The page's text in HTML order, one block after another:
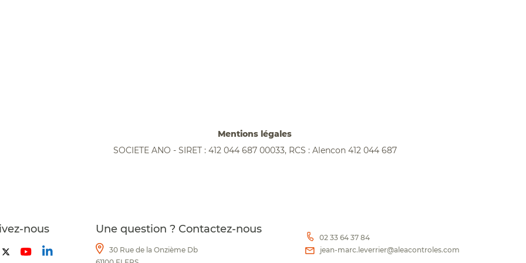
Mentions légales
SOCIETE ANO - SIRET : 412 044 687 00033, RCS : Alencon 412 044 687
nous Une question ? Contactez-nous
30 Rue de la Onzième Db
02 33 64 37 84
jean-marc.leverrier@aleacontroles.com